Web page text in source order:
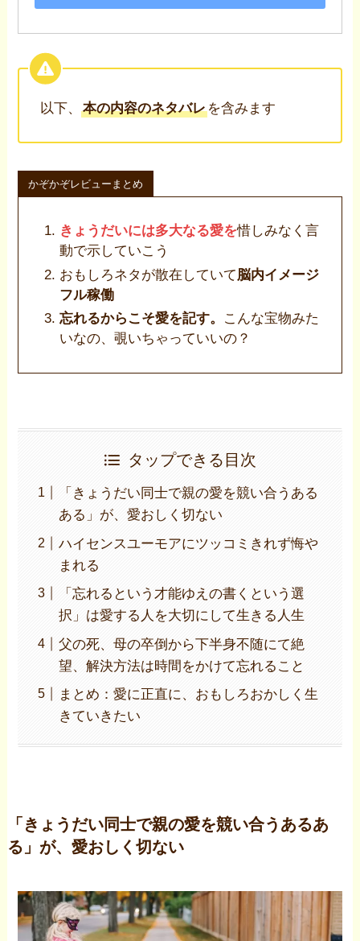
以下、 本の内容のネタバレを含みます
かぞかぞレビューまとめ
きょうだいには多大なる愛を惜しみなく言
動で示していこう
おもしろネタが散在していて脳内イメージ
フル稼働
忘れるからこそ愛を記す。 こんな宝物みた
いなの、覗いちゃっていいの？
タップできる目次
「きょうだい同士で親の愛を競い合うある
ある」が、愛おしく切ない
ハイセンスユーモアにツッコミきれず悔や
まれる
「忘れるという才能ゆえの書くという選
択」は愛する人を大切にして生きる人生
父の死、母の卒倒から下半身不随にて絶
望、解決方法は時間をかけて忘れること
まとめ：愛に正直に、おもしろおかしく生
きていきたい
「きょうだい同士で親の愛を競い合うあるあ
る」が、愛おしく切ない